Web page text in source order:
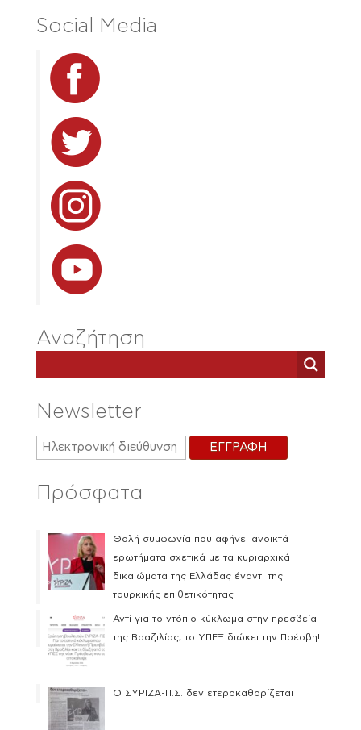
Social Media
Αναζήτηση
Newsletter
Πρόσφατα
Θολή συμφωνία που αφήνει ανοικτά
ερωτήματα σχετικά με τα κυριαρχικά
δικαιώματα της Ελλάδας έναντι της
τουρκικής επιθετικότητας
Αντί για το ντόπιο κύκλωμα στην πρεσβεία
της Βραζιλίας, το ΥΠΕΞ διώκει την Πρέσβη!
Ο ΣΥΡΙΖΑ-Π.Σ. δεν ετεροκαθορίζεται